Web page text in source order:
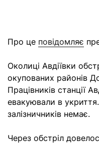
Про це повідомляє
Околиці Авдіївки
окупованих районів
Працівників станції
евакуювали в
залізничників немає.
Через обстріл